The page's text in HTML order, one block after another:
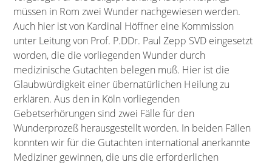
müssen in Rom zwei Wunder nachgewiesen werden.
Auch hier ist von Kardinal Höffner eine Kommission
unter Leitung von Prof. P.DDr. Paul Zepp SVD eingesetzt
worden, die die vorliegenden Wunder durch
medizinische Gutachten belegen muß. Hier ist die
Glaubwürdigkeit einer übernatürlichen Heilung zu
erklären. Aus den in Köln vorliegenden
Gebetserhörungen sind zwei Fälle für den
Wunderprozeß herausgestellt worden. In beiden Fällen
konnten wir für die Gutachten international anerkannte
Mediziner gewinnen, die uns die erforderlichen